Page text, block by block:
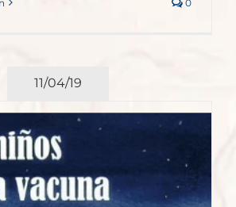
0
11/04/19